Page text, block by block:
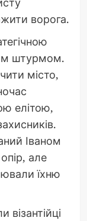
ворога.
штурмом.
місто,
елітою,
Іваном
але
їхню
візантійці